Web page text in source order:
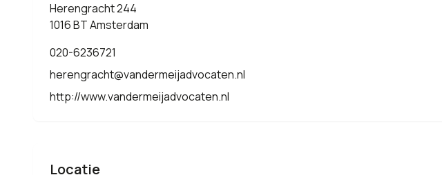
Herengracht 244
1016 BT Amsterdam
020-6236721
herengracht@vandermeijadvocaten.nl
http://www.vandermeijadvocaten.nl
Locatie